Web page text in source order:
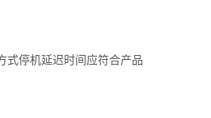
停机延迟时间应符合产品